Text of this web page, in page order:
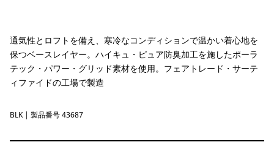
通気性とロフトを備え、寒冷なコンディションで温かい着心地を
保つベースレイヤー。ハイキュ・ピュア防臭加工を施したポーラ
テック・パワー・グリッド素材を使用。フェアトレード・サーテ
ィファイドの工場で製造
Black
BLK | 製品番号 43687